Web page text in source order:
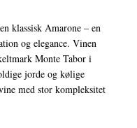
klassisk Amarone – en
og elegance. Vinen
Monte Tabor i
jorde og kølige
med stor kompleksitet